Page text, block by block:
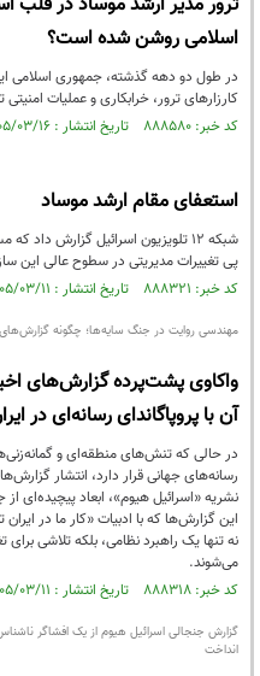
اسلامی روشن شده است؟
در طول دو دهه گذشته، جمهوری اسلامی
کارزارهای ترور، خرابکاری و عملیات
کد خبر: ۸۸۸۵۸۰ تاریخ انتشار : ۱۴۰۵/۰۳/۱۶
استعفای مقام ارشد موساد
شبکه ۱۲ تلویزیون اسرائیل گزارش
پی تغییرات مدیریتی در سطوح عالی این
کد خبر: ۸۸۸۳۲۱ تاریخ انتشار : ۱۴۰۵/۰۳/۱۱
مهندسی روایت در جنگ سایه‌ها؛ چگونه
واکاوی پشت‌پرده گزارش‌های
آن با پروپاگاندای رسانه‌ای در
در حالی که تنش‌های منطقه‌ای و
رسانه‌های جهانی قرار دارد، انتشار
نشریه «اسرائیل هیوم»، ابعاد پیچیده‌ای
این گزارش‌ها که با ادبیات «کار ما در
نه تنها یک راهبرد نظامی، بلکه تلاشی
می‌شوند.
کد خبر: ۸۸۸۳۱۸ تاریخ انتشار : ۱۴۰۵/۰۳/۱۱
گزارش جنجالی اسرائیل هیوم از یک افشاگر
انداخت